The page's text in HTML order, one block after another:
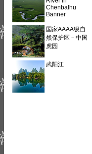
Chenbalhu
Banner
国家AAAA级自
然保护区－中国
虎园
武阳江